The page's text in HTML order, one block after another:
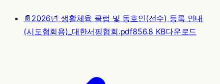
📄 2026년 생활체육 클럽 및 동호인(선수) 등록 안내
(시도협회용)_대한서핑협회.pdf856.8 KB다운로드